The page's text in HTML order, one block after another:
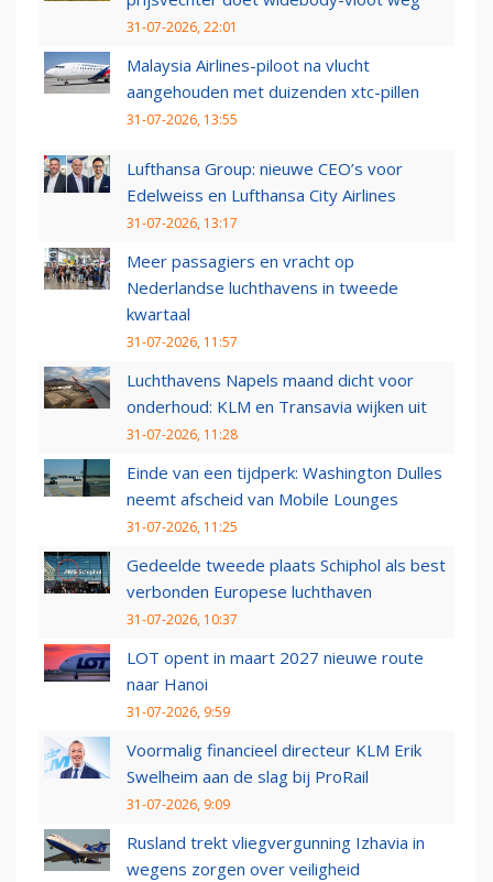
31-07-2026, 22:01
Malaysia Airlines-piloot na vlucht
aangehouden met duizenden xtc-pillen
31-07-2026, 13:55
Lufthansa Group: nieuwe CEO’s voor
Edelweiss en Lufthansa City Airlines
31-07-2026, 13:17
Meer passagiers en vracht op
Nederlandse luchthavens in tweede
kwartaal
31-07-2026, 11:57
Luchthavens Napels maand dicht voor
onderhoud: KLM en Transavia wijken uit
31-07-2026, 11:28
Einde van een tijdperk: Washington Dulles
neemt afscheid van Mobile Lounges
31-07-2026, 11:25
Gedeelde tweede plaats Schiphol als best
verbonden Europese luchthaven
31-07-2026, 10:37
LOT opent in maart 2027 nieuwe route
naar Hanoi
31-07-2026, 9:59
Voormalig financieel directeur KLM Erik
Swelheim aan de slag bij ProRail
31-07-2026, 9:09
Rusland trekt vliegvergunning Izhavia in
wegens zorgen over veiligheid